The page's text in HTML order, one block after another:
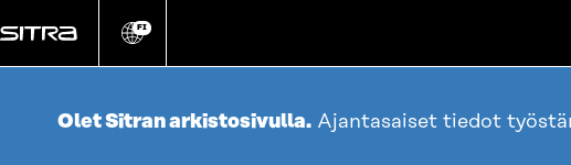
suoraan
Vaihda
kieli
FI
Olet Sitran arkistosivulla. Ajantasaiset tiedot